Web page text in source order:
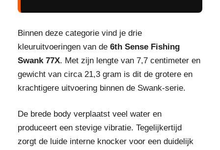
Binnen deze categorie vind je drie
kleuruitvoeringen van de 6th Sense Fishing
Swank 77X. Met zijn lengte van 7,7 centimeter en
gewicht van circa 21,3 gram is dit de grotere en
krachtigere uitvoering binnen de Swank-serie.
De brede body verplaatst veel water en
produceert een stevige vibratie. Tegelijkertijd
zorgt de luide interne knocker voor een duidelijk